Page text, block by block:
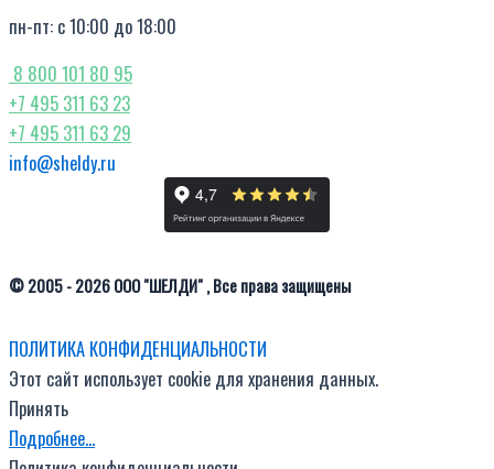
пн-пт: с 10:00 до 18:00
8 800 101 80 95
+7 495 311 63 23
+7 495 311 63 29
info@sheldy.ru
© 2005 - 2026 ООО "ШЕЛДИ" , Все права защищены
ПОЛИТИКА КОНФИДЕНЦИАЛЬНОСТИ
Этот сайт использует cookie для хранения данных.
Принять
Подробнее…